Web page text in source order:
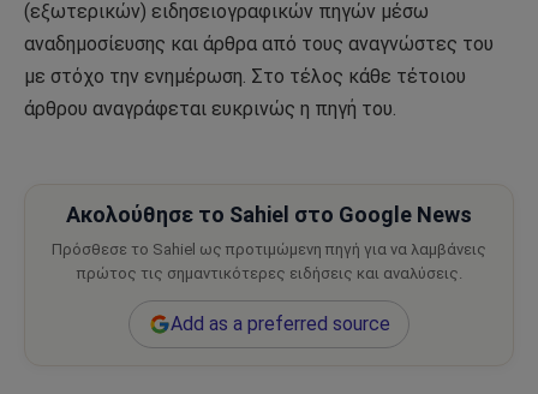
(εξωτερικών) ειδησειογραφικών πηγών μέσω
αναδημοσίευσης και άρθρα από τους αναγνώστες του
με στόχο την ενημέρωση. Στο τέλος κάθε τέτοιου
άρθρου αναγράφεται ευκρινώς η πηγή του.
Ακολούθησε το Sahiel στο Google News
Πρόσθεσε το Sahiel ως προτιμώμενη πηγή για να λαμβάνεις
πρώτος τις σημαντικότερες ειδήσεις και αναλύσεις.
Add as a preferred source